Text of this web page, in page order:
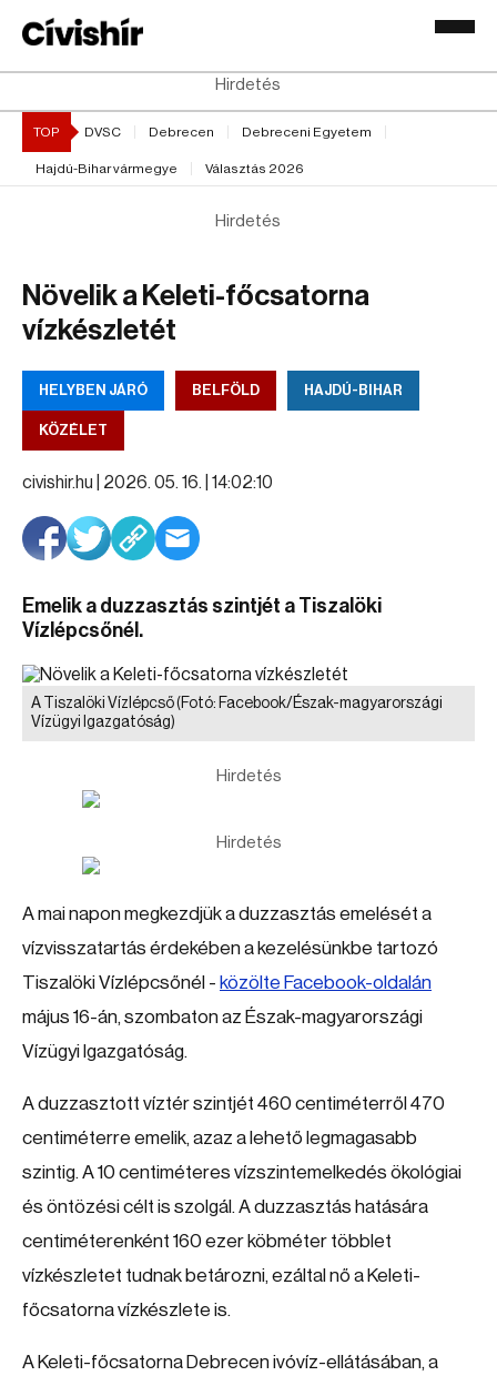
Hirdetés
TOP DVSC Debrecen Debreceni Egyetem
Hajdú-Bihar vármegye Választás 2026
Hirdetés
Növelik a Keleti-főcsatorna
vízkészletét
HELYBEN JÁRÓ BELFÖLD HAJDÚ-BIHAR
KÖZÉLET
civishir.hu | 2026. 05. 16. | 14:02:10
Emelik a duzzasztás szintjét a Tiszalöki
Vízlépcsőnél.
A Tiszalöki Vízlépcső(Fotó: Facebook/Észak-magyarországi
Vízügyi Igazgatóság)
Hirdetés
Hirdetés
A mai napon megkezdjük a duzzasztás emelését a
vízvisszatartás érdekében a kezelésünkbe tartozó
Tiszalöki Vízlépcsőnél - közölte Facebook-oldalán
május 16-án, szombaton az Észak-magyarországi
Vízügyi Igazgatóság.
A duzzasztott víztér szintjét 460 centiméterről 470
centiméterre emelik, azaz a lehető legmagasabb
szintig. A 10 centiméteres vízszintemelkedés ökológiai
és öntözési célt is szolgál. A duzzasztás hatására
centiméterenként 160 ezer köbméter többlet
vízkészletet tudnak betározni, ezáltal nő a Keleti-
főcsatorna vízkészlete is.
A Keleti-főcsatorna Debrecen ivóvíz-ellátásában, a